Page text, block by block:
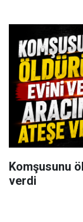
Komşusunu
verdi